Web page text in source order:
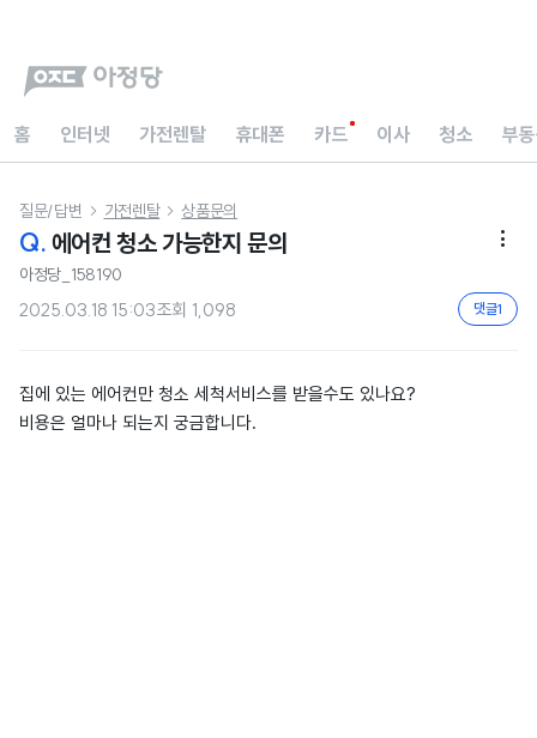
홈 인터넷 가전렌탈 휴대폰 카드 이사 청소 부
질문/답변  가전렌탈  상품문의
Q. 에어컨 청소 가능한지 문의 
아정당_158190
2025.03.18 15:03조회 1,098 댓글1
집에 있는 에어컨만 청소 세척서비스를 받을수도 있나요?
비용은 얼마나 되는지 궁금합니다.